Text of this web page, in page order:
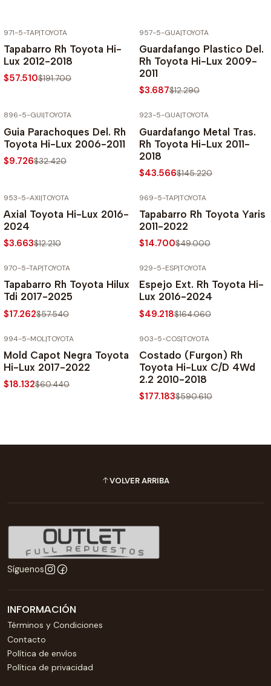
971-5-TAP|TOYOTA
Tapabarro Rh Toyota Hi-
Lux 2012-2018
$57.510$191.700
957-5-GUA|TOYOTA
Guardafango Plastico Del.
Rh Toyota Hi-Lux 2009-
2011
$3.687$12.290
896-5-GUI|TOYOTA
Guia Parachoques Del. Rh
Toyota Hi-Lux 2006-2011
$9.726$32.420
923-5-GUA|TOYOTA
Guardafango Metal Tras.
Rh Toyota Hi-Lux 2011-
2018
$43.566$145.220
953-5-AXI|TOYOTA
Axial Toyota Hi-Lux 2016-
2024
$3.663$12.210
969-5-TAP|TOYOTA
Tapabarro Rh Toyota Yaris
2011-2022
$14.700$49.000
970-5-TAP|TOYOTA
Tapabarro Rh Toyota Hilux
Tdi 2017-2025
$17.262$57.540
929-5-ESP|TOYOTA
Espejo Ext. Rh Toyota Hi-
Lux 2016-2024
$49.218$164.060
994-5-MOL|TOYOTA
Mold Capot Negra Toyota
Hi-Lux 2017-2022
$18.132$60.440
903-5-COS|TOYOTA
Costado (Furgon) Rh
Toyota Hi-Lux C/D 4Wd
2.2 2010-2018
$177.183$590.610
VOLVER ARRIBA
Síguenos
INFORMACIÓN
Términos y Condiciones
Contacto
Política de envíos
Política de privacidad